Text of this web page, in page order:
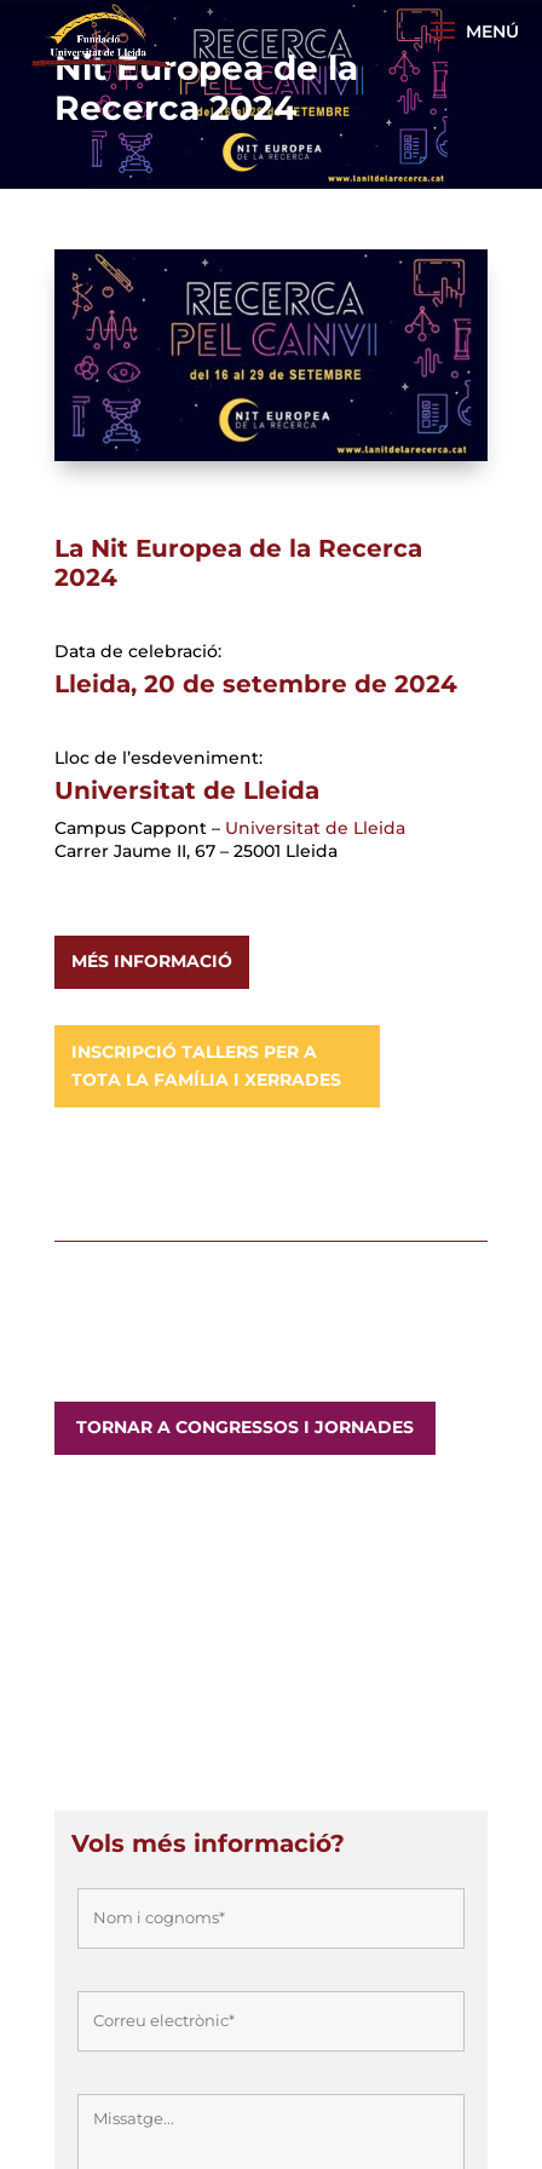
Nit Europea de la
Recerca 2024
La Nit Europea de la Recerca
2024
Data de celebració:
Lleida, 20 de setembre de 2024
Lloc de l’esdeveniment:
Universitat de Lleida
Campus Cappont – Universitat de Lleida
Carrer Jaume II, 67 – 25001 Lleida
MÉS INFORMACIÓ
INSCRIPCIÓ TALLERS PER A
TOTA LA FAMÍLIA I XERRADES
TORNAR A CONGRESSOS I JORNADES
Vols més informació?